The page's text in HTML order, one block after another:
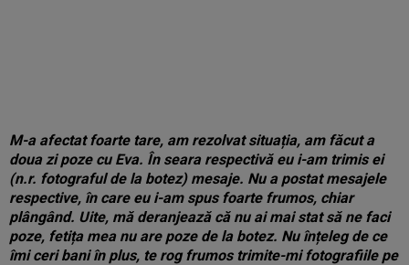
M-a afectat foarte tare, am rezolvat situația, am făcut a
doua zi poze cu Eva. În seara respectivă eu i-am trimis ei
(n.r. fotograful de la botez) mesaje. Nu a postat mesajele
respective, în care eu i-am spus foarte frumos, chiar
plângând. Uite, mă deranjează că nu ai mai stat să ne faci
poze, fetița mea nu are poze de la botez. Nu înțeleg de ce
îmi ceri bani în plus, te rog frumos trimite-mi fotografiile pe